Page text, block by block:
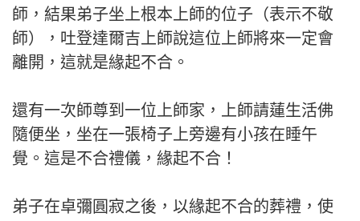
師，結果弟子坐上根本上師的位子（表示不敬
師），吐登達爾吉上師說這位上師將來一定會
離開，這就是緣起不合。
還有一次師尊到一位上師家，上師請蓮生活佛
隨便坐，坐在一張椅子上旁邊有小孩在睡午
覺。這是不合禮儀，緣起不合！
弟子在卓彌圓寂之後，以緣起不合的葬禮，使